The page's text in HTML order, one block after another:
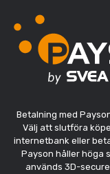
Betalning med
Välj att slutföra
internetbank eller
Payson håller höga
används 3D-